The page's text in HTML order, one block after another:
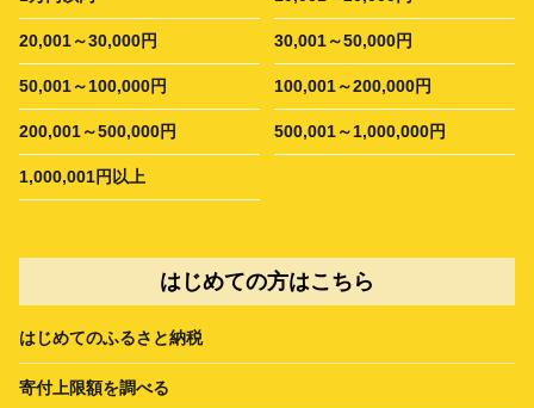
20,001～30,000円 30,001～50,000円
50,001～100,000円 100,001～200,000円
200,001～500,000円 500,001～1,000,000円
1,000,001円以上
はじめての方はこちら
はじめてのふるさと納税
寄付上限額を調べる